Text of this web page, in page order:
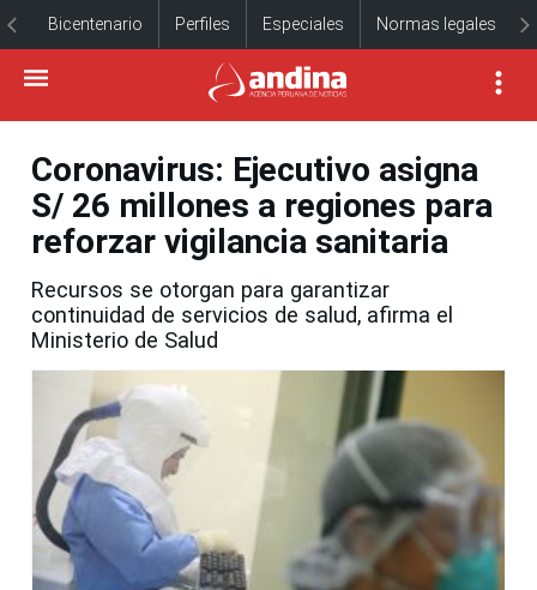
Bicentenario Perfiles Especiales Normas legales
Coronavirus: Ejecutivo asigna
S/ 26 millones a regiones para
reforzar vigilancia sanitaria
Recursos se otorgan para garantizar
continuidad de servicios de salud, afirma el
Ministerio de Salud